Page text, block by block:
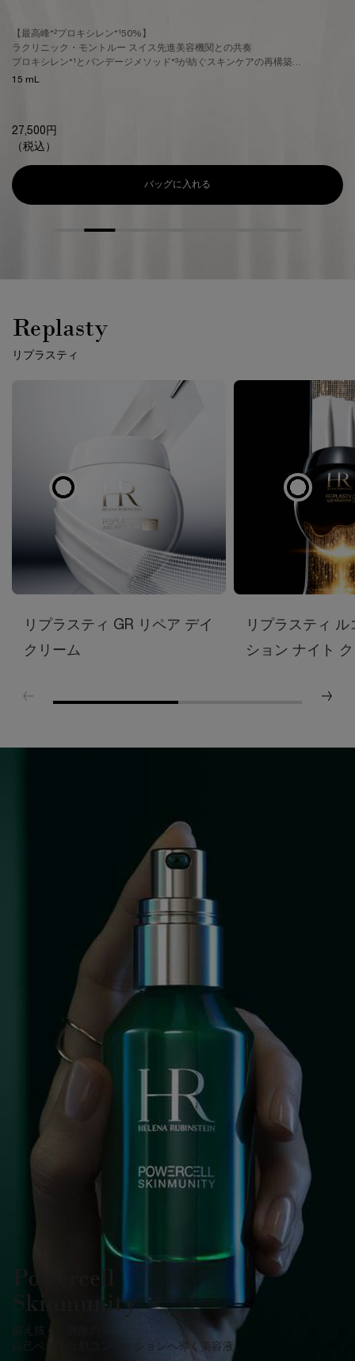
【最高峰*²プロキシレン*¹50%】
ラクリニック・モントルー スイス先進美容機関との共奏
プロキシレン*¹とバンデージメソッド*³が紡ぐスキンケアの再構築
みなぎるハリ感、自信に満ちた立体感へ
15 mL
27,500円
（税込）
バッグに入れる リプラスティ ルコンストラクシ
Replasty
リプラスティ
リプラスティ GR リペア デイ
クリーム
リプラスティ ル
ション ナイト
Powercell
Skinmunity
鍛え抜く、無敵の美。
自己ベストな肌コンディションへ導く美容液。